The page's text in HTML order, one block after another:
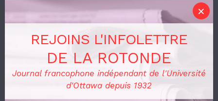
REJOINS L'INFOLETTRE
DE LA ROTONDE
Journal francophone indépendant de l'Université
d'Ottawa depuis 1932